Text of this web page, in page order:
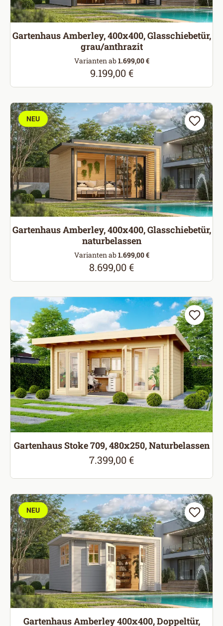
Gartenhaus Amberley, 400x400, Glasschiebetür,
grau/anthrazit
Varianten ab1.699,00 €
Regulärer Preis:
9.199,00 €
NEU
Gartenhaus Amberley, 400x400, Glasschiebetür,
naturbelassen
Varianten ab1.699,00 €
Regulärer Preis:
8.699,00 €
Gartenhaus Stoke 709, 480x250, Naturbelassen
Regulärer Preis:
7.399,00 €
NEU
Gartenhaus Amberley 400x400, Doppeltür,